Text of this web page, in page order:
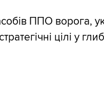
ППО ворога,
цілі у